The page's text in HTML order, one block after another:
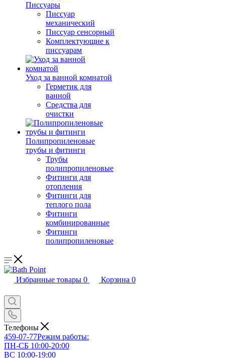
Писсуары
Писсуар
механический
Писсуар сенсорный
Комплектующие к
писсуарам
Уход за ванной комнатой
Герметик для
ванной
Средства для
очистки
Полипропиленовые
трубы и фитинги
Трубы
полипропиленовые
Фитинги для
отопления
Фитинги для
теплого пола
Фитинги
комбинированные
Фитинги
полипропиленовые
Избранные товары 0 Корзина 0
Телефоны
459-07-77Режим работы:
ПН-СБ 10:00-20:00
ВС 10:00-19:00